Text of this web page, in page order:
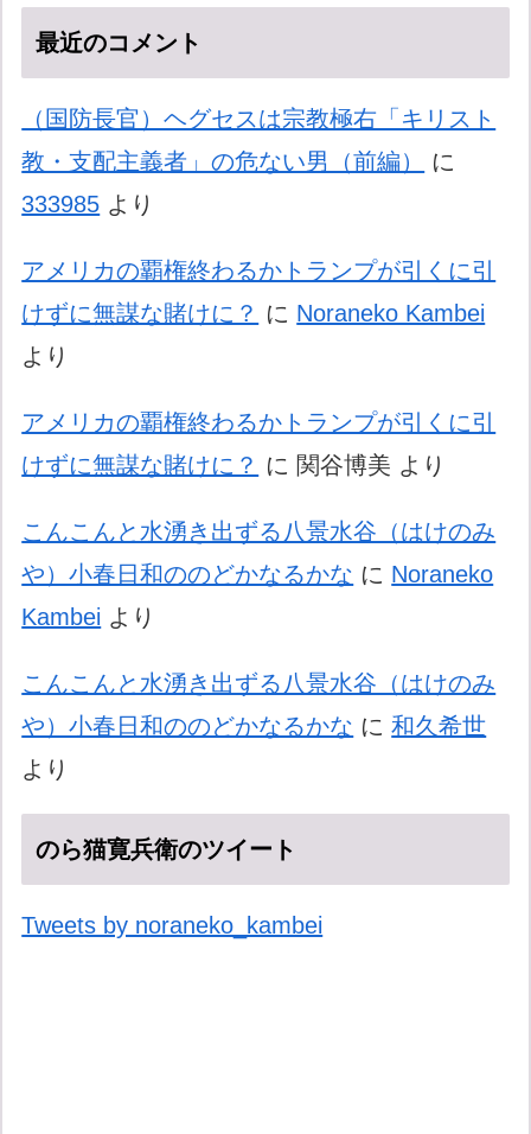
最近のコメント
（国防長官）ヘグセスは宗教極右「キリスト
教・支配主義者」の危ない男（前編）
に
333985 より
アメリカの覇権終わるかトランプが引くに引
けずに無謀な賭けに？ に Noraneko Kambei
より
アメリカの覇権終わるかトランプが引くに引
けずに無謀な賭けに？ に 関谷博美 より
こんこんと水湧き出ずる八景水谷（はけのみ
や）小春日和ののどかなるかな に Noraneko
Kambei より
こんこんと水湧き出ずる八景水谷（はけのみ
や）小春日和ののどかなるかな に和久希世
より
のら猫寛兵衛のツイート
Tweets by noraneko_kambei